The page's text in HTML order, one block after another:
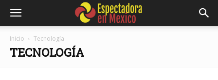
Inicio Tecnología
TECNOLOGÍA